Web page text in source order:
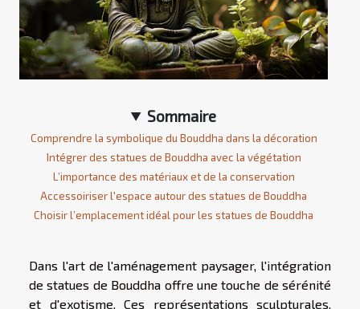
Sommaire
Comprendre la symbolique du Bouddha dans la décoration
Intégrer des statues de Bouddha avec la végétation
L’importance des matériaux et de la conservation
Accessoiriser l'espace autour des statues de Bouddha
Choisir l’emplacement idéal pour les statues de Bouddha
Dans l'art de l'aménagement paysager, l'intégration
de statues de Bouddha offre une touche de sérénité
et d'exotisme. Ces représentations sculpturales,